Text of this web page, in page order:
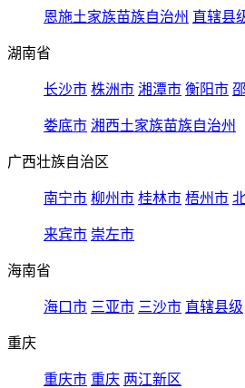
恩施土家族苗族自治州 直辖县
湖南省
长沙市 株洲市 湘潭市 衡阳市
娄底市 湘西土家族苗族自治州
广西壮族自治区
南宁市 柳州市 桂林市 梧州市
来宾市 崇左市
海南省
海口市 三亚市 三沙市 直辖县级
重庆
重庆市 重庆 两江新区